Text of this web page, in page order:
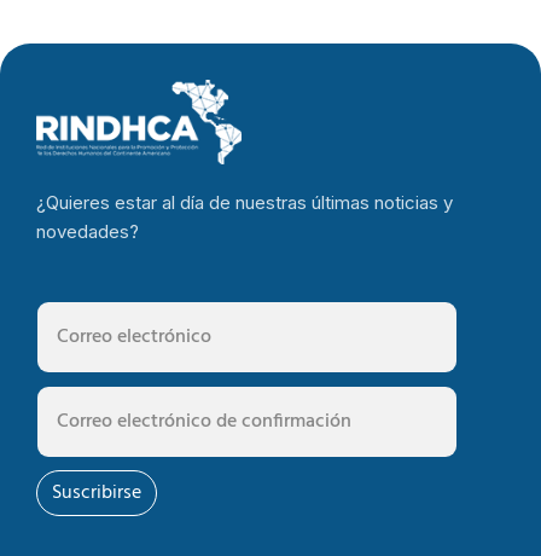
¿Quieres estar al día de nuestras últimas noticias y
novedades?
Suscribirse